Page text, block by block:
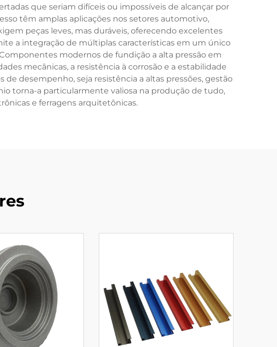
que seriam difíceis ou impossíveis de alcançar por
têm amplas aplicações nos setores automotivo,
peças leves, mas duráveis, oferecendo excelentes
a integração de múltiplas características em um único
modernos de fundição a alta pressão em
mecânicas, a resistência à corrosão e a estabilidade
desempenho, seja resistência a altas pressões, gestão
torna-a particularmente valiosa na produção de tudo,
e ferragens arquitetônicas.